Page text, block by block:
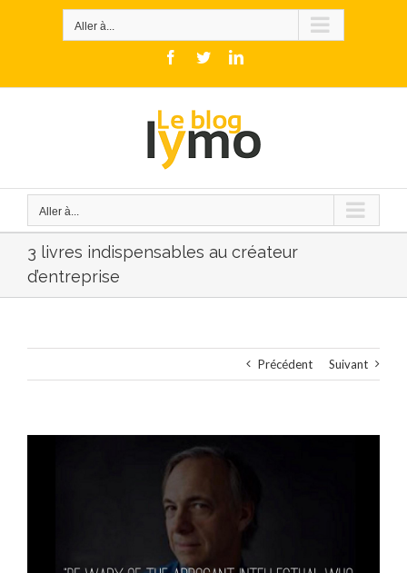
Aller à...
Facebook
TwitterLinkedIn
Aller à...
3 livres indispensables au créateur
d’entreprise
Précédent Suivant